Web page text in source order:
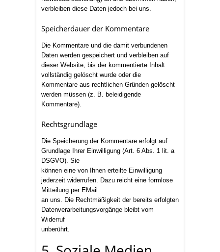
verbleiben diese Daten jedoch bei uns.
Speicherdauer der Kommentare
Die Kommentare und die damit verbundenen
Daten werden gespeichert und verbleiben auf
dieser Website, bis der kommentierte Inhalt
vollständig gelöscht wurde oder die
Kommentare aus rechtlichen Gründen gelöscht
werden müssen (z. B. beleidigende
Kommentare).
Rechtsgrundlage
Die Speicherung der Kommentare erfolgt auf
Grundlage Ihrer Einwilligung (Art. 6 Abs. 1 lit. a
DSGVO). Sie
können eine von Ihnen erteilte Einwilligung
jederzeit widerrufen. Dazu reicht eine formlose
Mitteilung per EMail
an uns. Die Rechtmäßigkeit der bereits erfolgten
Datenverarbeitungsvorgänge bleibt vom
Widerruf
unberührt.